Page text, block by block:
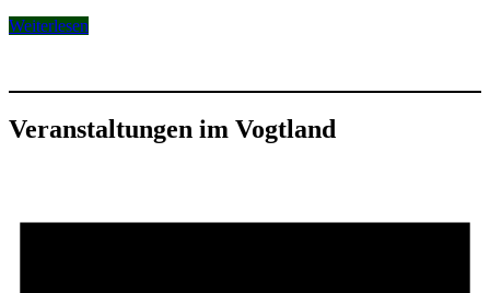
Weiterlesen
Veranstaltungen im Vogtland